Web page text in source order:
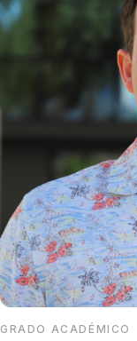
GRADO ACADÉMICO